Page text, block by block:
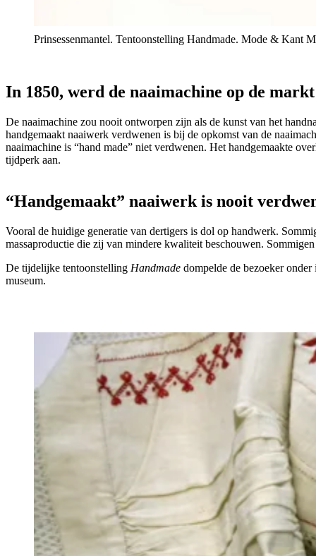
Prinsessenmantel. Tentoonstelling Handmade. Mode & Kant
In 1850, werd de naaimachine op de
De naaimachine zou nooit ontworpen zijn als de kunst van het
handgemaakt naaiwerk verdwenen is bij de opkomst van de
naaimachine is “hand made” niet verdwenen. Het handgemaakte
tijdperk aan.
“Handgemaakt” naaiwerk is nooit
Vooral de huidige generatie van dertigers is dol op handwerk.
massaproductie die zij van mindere kwaliteit beschouwen.
De tijdelijke tentoonstelling Handmade dompelde de bezoeker
museum.